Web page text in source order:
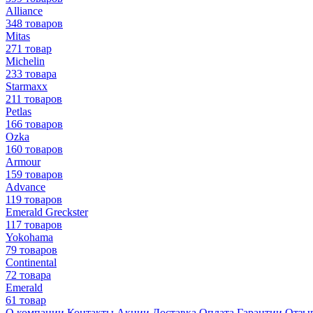
Alliance
348 товаров
Mitas
271 товар
Michelin
233 товара
Starmaxx
211 товаров
Petlas
166 товаров
Ozka
160 товаров
Armour
159 товаров
Advance
119 товаров
Emerald Greckster
117 товаров
Yokohama
79 товаров
Continental
72 товара
Emerald
61 товар